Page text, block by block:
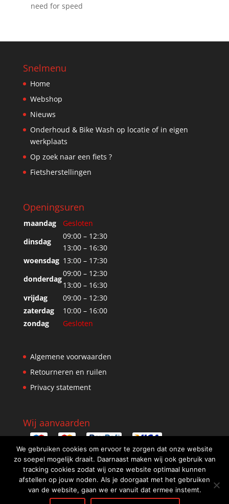
need for speed
Snelmenu
Home
Webshop
Nieuws
Onderhoud & Bike Wash op locatie of in eigen
werkplaats
Op zoek naar een fiets ?
Fietsherstellingen
Openingsuren
maandag
Gesloten
dinsdag
09:00 – 12:30
13:00 – 16:30
woensdag 13:00 – 17:30
donderdag
09:00 – 12:30
13:00 – 16:30
vrijdag
09:00 – 12:30
zaterdag
10:00 – 16:00
zondag
Gesloten
Algemene voorwaarden
Retourneren en ruilen
Privacy statement
Wij aanvaarden
We gebruiken cookies om ervoor te zorgen dat onze website
zo soepel mogelijk draait. Daarnaast maken wij ook gebruik van
tracking cookies zodat wij onze website optimaal kunnen
afstellen op jouw noden. Als je doorgaat met het gebruiken
van de website, gaan we er vanuit dat ermee instemt.